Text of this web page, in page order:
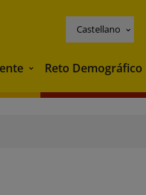
Castellano
Medio Ambiente
Reto Demográfico